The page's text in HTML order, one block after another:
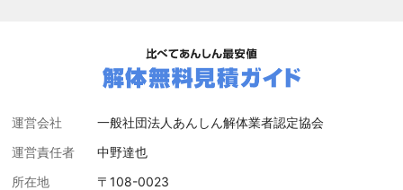
運営会社
一般社団法人あんしん解体業者認定協会
運営責任者
中野達也
所在地
〒108-0023